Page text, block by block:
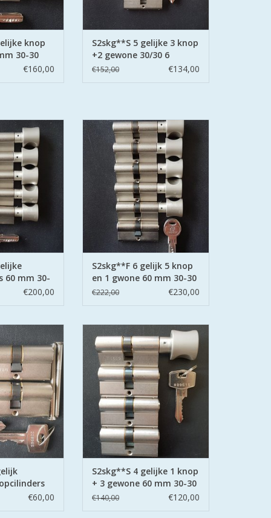
knop
30-30
€160,00
S2skg**S 5 gelijke 3 knop
+2 gewone 30/30 6
sleutels
€152,00 €134,00
knopcilinders
keersleutels
Keurmerk
skg** 60 mm
met 8 veilige
60 mm 30-
€200,00
6 gelijk sluitende knopcilinders
30/30 plus 1 normale cilinder
30/30 met 6 veilige keersleutels
alles s2skg**f6 politie Keurmerk
Veilig Wonen
S2skg**F 6 gelijk 5 knop
en 1 gwone 60 mm 30-30
€222,00 €230,00
60
Veilig Wonen u
sleutels
van cilinders of
WINKELWAGEN
€60,00
woningset 1 knopcilinder en 3
gewone cilinder 60 mm /30/30
alle 4 gelijksluitend geleverd met
6 genummerde zaagsleutels die
op alle 3 de cilinders passen dus
1 sleutels aan u bos skg** politie
keurmerk veilig wonen.
TOEVOEGEN AAN WINKELWAGEN
S2skg**S 4 gelijke 1 knop
+ 3 gewone 60 mm 30-30
€140,00 €120,00